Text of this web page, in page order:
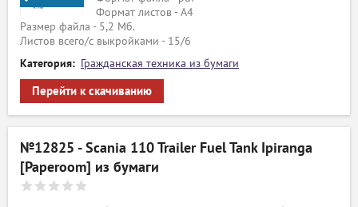
Paperoom
Формат листов - A4
Размер файла - 5,2 Мб.
Листов всего/с выкройками - 15/6
Категория: Гражданская техника из бумаги
Перейти к скачиванию
№12825 - Scania 110 Trailer Fuel Tank Ipiranga
[Paperoom] из бумаги